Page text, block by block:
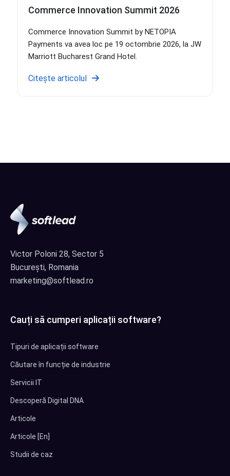
Commerce Innovation Summit 2026
Commerce Innovation Summit by NETOPIA
Payments va avea loc pe 19 octombrie 2026, la JW
Marriott Bucharest Grand Hotel.
Citește articolul
Victor Poloni 28, Sector 5
București, Romania
marketing@softlead.ro
Cauți să cumperi aplicații software?
Tipuri de aplicații software
Căutare în funcție de industrie
Servicii IT
Descoperă Digital DNA
Articole
Articole [En]
Studii de caz